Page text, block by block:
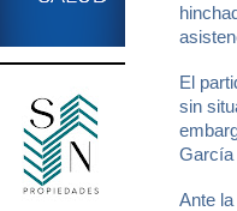
El
sin
García
Ante